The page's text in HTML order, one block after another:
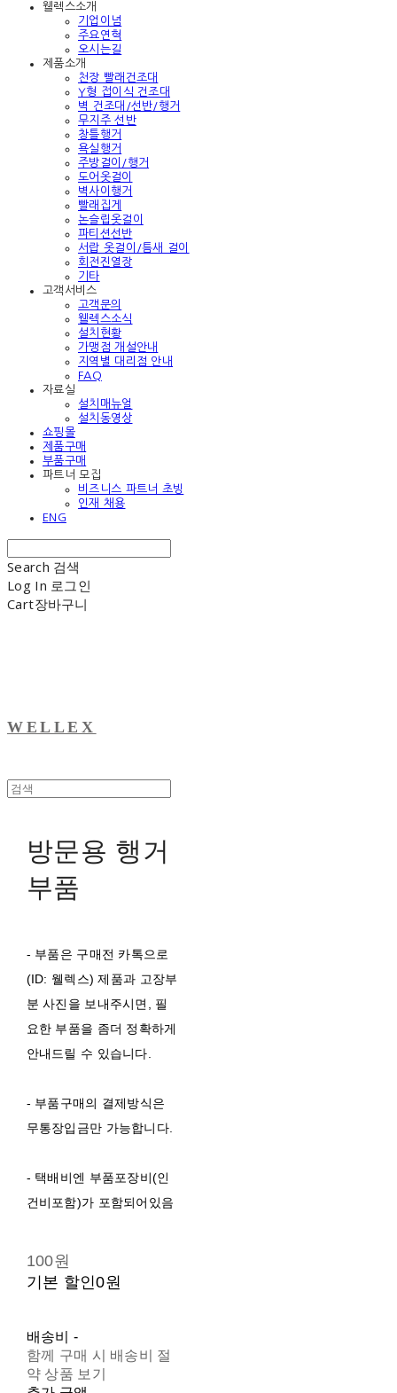
웰렉스소개
기업이념
주요연혁
오시는길
제품소개
천장 빨래건조대
Y형 접이식 건조대
벽 건조대/선반/행거
무지주 선반
창틀행거
욕실행거
주방걸이/행거
도어옷걸이
벽사이행거
빨래집게
논슬립옷걸이
파티션선반
서랍 옷걸이/틈새 걸이
회전진열장
기타
고객서비스
고객문의
웰렉스소식
설치현황
가맹점 개설안내
지역별 대리점 안내
FAQ
자료실
설치매뉴얼
설치동영상
쇼핑몰
제품구매
부품구매
파트너 모집
비즈니스 파트너 초빙
인재 채용
ENG
Search 검색
Log In 로그인
Cart장바구니
WELLEX
방문용 행거
부품
- 부품은 구매전 카톡으로
(ID: 웰렉스) 제품과 고장부
분 사진을 보내주시면, 필
요한 부품을 좀더 정확하게
안내드릴 수 있습니다.
- 부품구매의 결제방식은
무통장입금만 가능합니다.
- 택배비엔 부품포장비(인
건비포함)가 포함되어있음
100원
기본 할인0원
배송비 -
함께 구매 시 배송비 절
약 상품 보기